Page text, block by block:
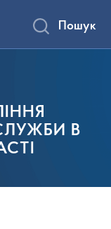
В
Пошук